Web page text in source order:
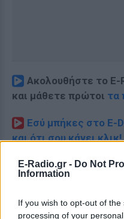
E-Radio.gr - Do Not
Information
If you wish to opt-out of
processing of your
Ακολουθήστε το E-
και μάθετε πρώτοι τα
Εσύ μπήκες στο E-
και ότι σου κάνει κλικ!
Ακολουθήστε το E-